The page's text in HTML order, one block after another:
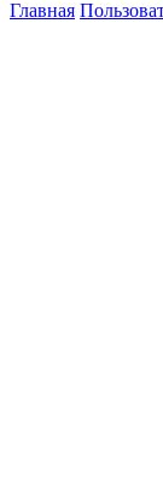
Главная